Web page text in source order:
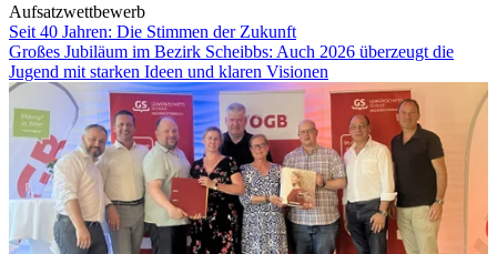
Aufsatzwettbewerb
Seit 40 Jahren: Die Stimmen der Zukunft
Großes Jubiläum im Bezirk Scheibbs: Auch 2026 überzeugt die
Jugend mit starken Ideen und klaren Visionen